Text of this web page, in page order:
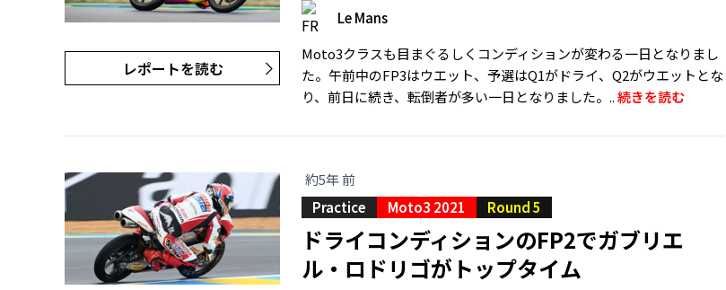
レポートを読む
Le Mans
Moto3クラスも目まぐるしくコンディションが変わる一日となりまし
た。午前中のFP3はウエット、予選はQ1がドライ、Q2がウエットとな
り、前日に続き、転倒者が多い一日となりました。..続きを読む
約5年 前
Practice
Moto3 2021 Round 5
ドライコンディションのFP2でガブリエ
ル・ロドリゴがトップタイム